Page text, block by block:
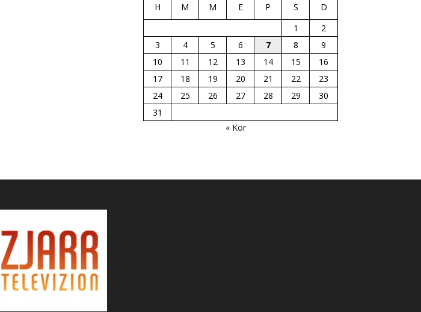
H M M E P S
D
1
2
3
4 5 6 7 8
9
10
11 12 13 14 15
16
17
18 19 20 21 22
23
24
25 26 27 28 29
30
31
« Kor